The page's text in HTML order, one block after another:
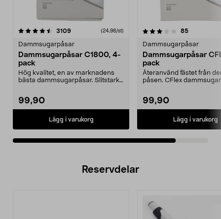
3109recensioner(24,98/st)
Dammsugarpåsar
Dammsugarpåsar C1800, 4-
pack
Hög kvalitet, en av marknadens
bästa dammsugarpåsar. Slitstark,
99,90
Lägg i varukorg
3.5av 5 stjärnor 85recensioner
Dammsugarpåsar
Dammsugarpåsar
pack
Återanvänd fästet från
påsen. CFlex
99,90
Lägg i varukorg
Reservdelar